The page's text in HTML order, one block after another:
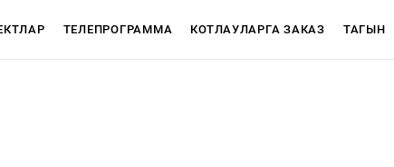
ТЕЛЕПРОГРАММА КОТЛАУЛАРГА ЗАКАЗ ТАГЫН